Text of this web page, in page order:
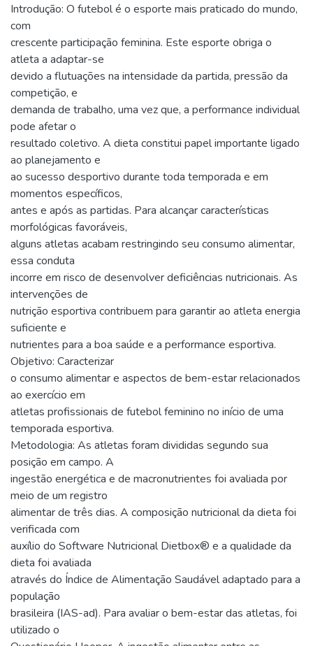
Introdução: O futebol é o esporte mais praticado do mundo,
com
crescente participação feminina. Este esporte obriga o
atleta a adaptar-se
devido a flutuações na intensidade da partida, pressão da
competição, e
demanda de trabalho, uma vez que, a performance individual
pode afetar o
resultado coletivo. A dieta constitui papel importante ligado
ao planejamento e
ao sucesso desportivo durante toda temporada e em
momentos específicos,
antes e após as partidas. Para alcançar características
morfológicas favoráveis,
alguns atletas acabam restringindo seu consumo alimentar,
essa conduta
incorre em risco de desenvolver deficiências nutricionais. As
intervenções de
nutrição esportiva contribuem para garantir ao atleta energia
suficiente e
nutrientes para a boa saúde e a performance esportiva.
Objetivo: Caracterizar
o consumo alimentar e aspectos de bem-estar relacionados
ao exercício em
atletas profissionais de futebol feminino no início de uma
temporada esportiva.
Metodologia: As atletas foram divididas segundo sua
posição em campo. A
ingestão energética e de macronutrientes foi avaliada por
meio de um registro
alimentar de três dias. A composição nutricional da dieta foi
verificada com
auxílio do Software Nutricional Dietbox® e a qualidade da
dieta foi avaliada
através do Índice de Alimentação Saudável adaptado para a
população
brasileira (IAS-ad). Para avaliar o bem-estar das atletas, foi
utilizado o